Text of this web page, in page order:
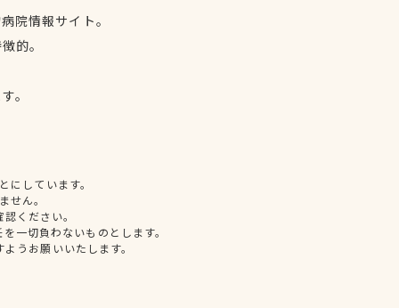
院情報サイト。
的。
。
しています。
せん。
ください。
一切負わないものとします。
うお願いいたします。